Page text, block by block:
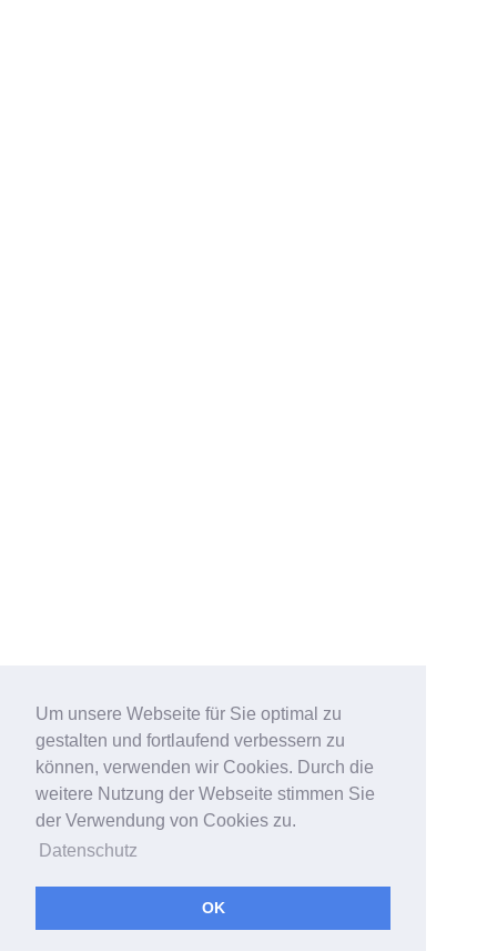
Um unsere Webseite für Sie optimal zu
gestalten und fortlaufend verbessern zu
können, verwenden wir Cookies. Durch die
weitere Nutzung der Webseite stimmen Sie
der Verwendung von Cookies zu.
Datenschutz
OK